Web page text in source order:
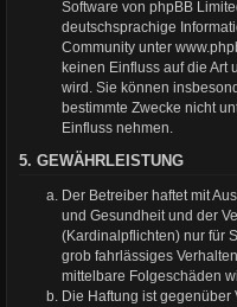
Software von phpBB
deutschsprachige
Community unter
keinen Einfluss auf die Art
wird. Sie können
bestimmte Zwecke nicht
Einfluss nehmen.
5. GEWÄHRLEISTUNG
Der Betreiber haftet mit
und Gesundheit und der
(Kardinalpflichten) nur für
grob fahrlässiges
mittelbare Folgeschäden
Die Haftung ist